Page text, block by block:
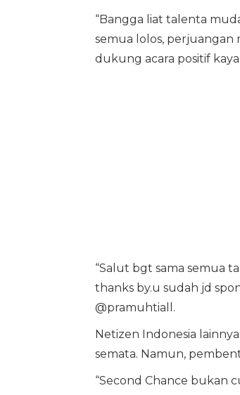
“Bangga liat talenta
semua lolos, perjuangan
dukung acara positif
“Salut bgt sama semua
thanks by.u sudah jd
@pramuhtiall.
Netizen Indonesia
semata. Namun,
“Second Chance bukan